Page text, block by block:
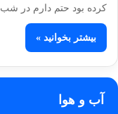
کرده بود حتم دارم در
بیشتر بخوانید »
آب و هوا